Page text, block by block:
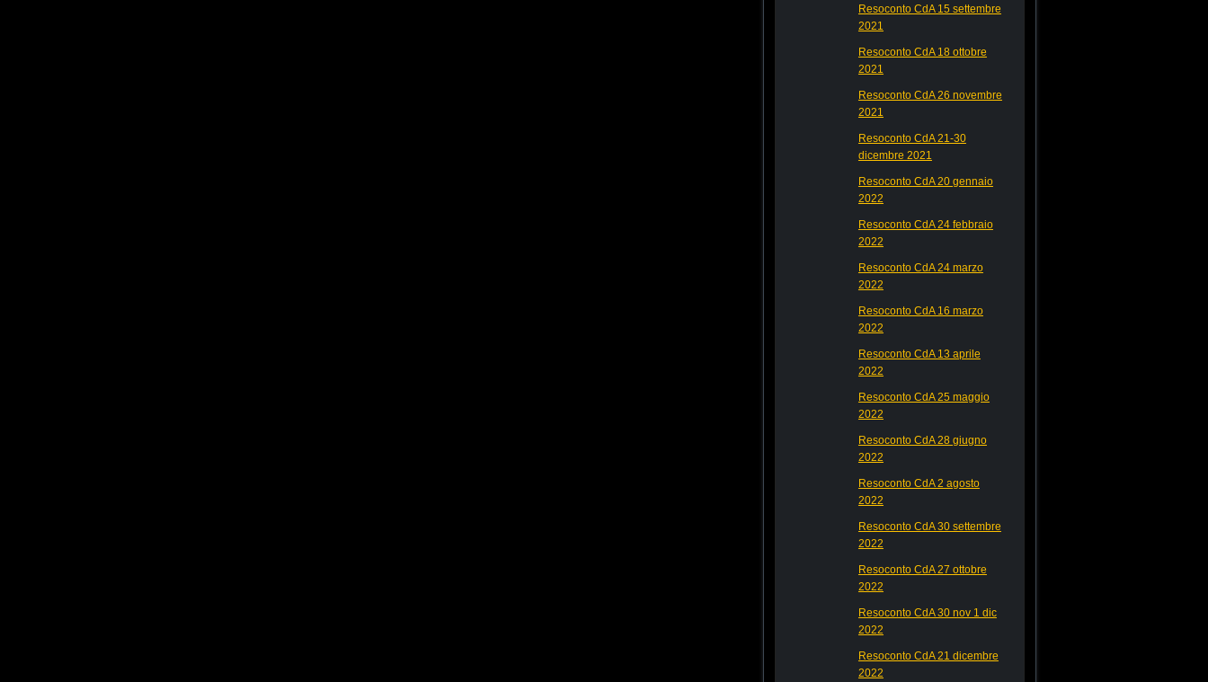
Resoconto CdA 15 settembre
2021
Resoconto CdA 18 ottobre
2021
Resoconto CdA 26 novembre
2021
Resoconto CdA 21-30
dicembre 2021
Resoconto CdA 20 gennaio
2022
Resoconto CdA 24 febbraio
2022
Resoconto CdA 24 marzo
2022
Resoconto CdA 16 marzo
2022
Resoconto CdA 13 aprile
2022
Resoconto CdA 25 maggio
2022
Resoconto CdA 28 giugno
2022
Resoconto CdA 2 agosto
2022
Resoconto CdA 30 settembre
2022
Resoconto CdA 27 ottobre
2022
Resoconto CdA 30 nov 1 dic
2022
Resoconto CdA 21 dicembre
2022